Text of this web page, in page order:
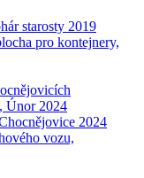
starosty 2019
pro kontejnery,
Únor 2024
2024
vozu,